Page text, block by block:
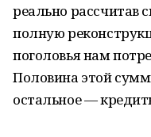
реально рассчитав
полную
поголовья нам
Половина этой
остальное —